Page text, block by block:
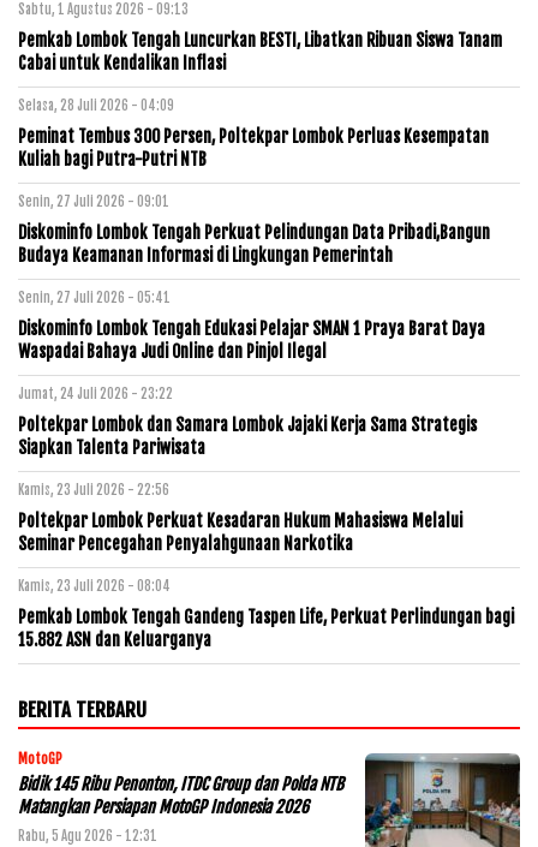
Sabtu, 1 Agustus 2026 - 09:13
Pemkab Lombok Tengah Luncurkan BESTI, Libatkan Ribuan Siswa Tanam
Cabai untuk Kendalikan Inflasi
Selasa, 28 Juli 2026 - 04:09
Peminat Tembus 300 Persen, Poltekpar Lombok Perluas Kesempatan
Kuliah bagi Putra-Putri NTB
Senin, 27 Juli 2026 - 09:01
Diskominfo Lombok Tengah Perkuat Pelindungan Data Pribadi,Bangun
Budaya Keamanan Informasi di Lingkungan Pemerintah
Senin, 27 Juli 2026 - 05:41
Diskominfo Lombok Tengah Edukasi Pelajar SMAN 1 Praya Barat Daya
Waspadai Bahaya Judi Online dan Pinjol Ilegal
Jumat, 24 Juli 2026 - 23:22
Poltekpar Lombok dan Samara Lombok Jajaki Kerja Sama Strategis
Siapkan Talenta Pariwisata
Kamis, 23 Juli 2026 - 22:56
Poltekpar Lombok Perkuat Kesadaran Hukum Mahasiswa Melalui
Seminar Pencegahan Penyalahgunaan Narkotika
Kamis, 23 Juli 2026 - 08:04
Pemkab Lombok Tengah Gandeng Taspen Life, Perkuat Perlindungan bagi
15.882 ASN dan Keluarganya
BERITA TERBARU
MotoGP
Bidik 145 Ribu Penonton, ITDC Group dan Polda NTB
Matangkan Persiapan MotoGP Indonesia 2026
Rabu, 5 Agu 2026 - 12:31